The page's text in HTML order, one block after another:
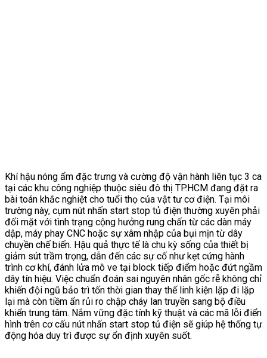
Khí hậu nóng ẩm đặc trưng và cường độ vận hành liên tục 3 ca
tại các khu công nghiệp thuộc siêu đô thị TP.HCM đang đặt ra
bài toán khắc nghiệt cho tuổi thọ của vật tư cơ điện. Tại môi
trường này, cụm nút nhấn start stop tủ điện thường xuyên phải
đối mặt với tình trạng cộng hưởng rung chấn từ các dàn máy
dập, máy phay CNC hoặc sự xâm nhập của bụi mịn từ dây
chuyền chế biến. Hậu quả thực tế là chu kỳ sống của thiết bị
giảm sút trầm trọng, dẫn đến các sự cố như kẹt cứng hành
trình cơ khí, đánh lửa mô ve tại block tiếp điểm hoặc đứt ngầm
dây tín hiệu. Việc chuẩn đoán sai nguyên nhân gốc rễ không chỉ
khiến đội ngũ bảo trì tốn thời gian thay thế linh kiện lặp đi lặp
lại mà còn tiềm ẩn rủi ro chập cháy lan truyền sang bộ điều
khiển trung tâm. Nắm vững đặc tính kỹ thuật và các mã lỗi điển
hình trên cơ cấu nút nhấn start stop tủ điện sẽ giúp hệ thống tự
động hóa duy trì được sự ổn định xuyên suốt.